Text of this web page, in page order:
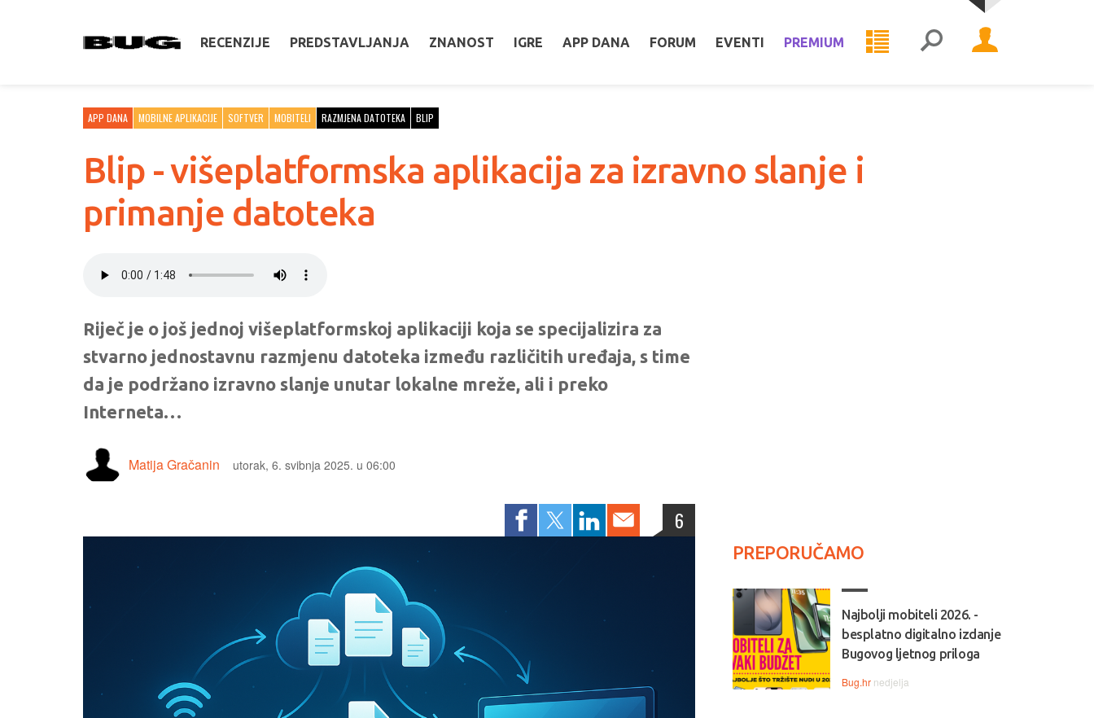
RECENZIJE PREDSTAVLJANJA ZNANOST IGRE APP DANA FORUM EVENTI PREMIUM
APP DANA MOBILNE APLIKACIJE SOFTVER MOBITELI RAZMJENA DATOTEKA BLIP
Blip - višeplatformska aplikacija za izravno slanje i
primanje datoteka
Riječ je o još jednoj višeplatformskoj aplikaciji koja se specijalizira za
stvarno jednostavnu razmjenu datoteka između različitih uređaja, s time
da je podržano izravno slanje unutar lokalne mreže, ali i preko
Interneta…
Matija Gračanin utorak, 6. svibnja 2025. u 06:00
6
PREPORUČAMO
Najbolji mobiteli 2026. -
besplatno digitalno izdanje
Bugovog ljetnog priloga
Bug.hr nedjelja